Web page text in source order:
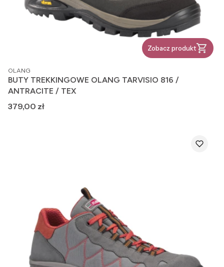
Zobacz produkt
PRODUCENT
OLANG
BUTY TREKKINGOWE OLANG TARVISIO 816 /
ANTRACITE / TEX
Cena
379,00 zł